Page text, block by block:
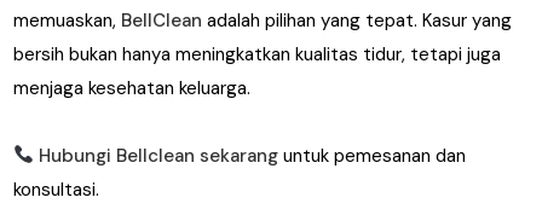
memuaskan, BellClean adalah pilihan yang tepat. Kasur yang
bersih bukan hanya meningkatkan kualitas tidur, tetapi juga
menjaga kesehatan keluarga.
Hubungi Bellclean sekarang untuk pemesanan dan
konsultasi.